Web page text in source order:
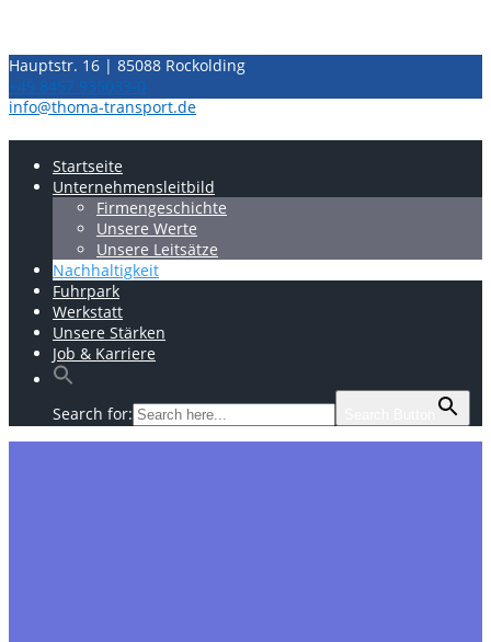
Skip
to
content
Hauptstr. 16 | 85088 Rockolding
+49 8457 935033-0
info@thoma-transport.de
Startseite
Unternehmensleitbild
Firmengeschichte
Unsere Werte
Unsere Leitsätze
Nachhaltigkeit
Fuhrpark
Werkstatt
Unsere Stärken
Job & Karriere
Search for: